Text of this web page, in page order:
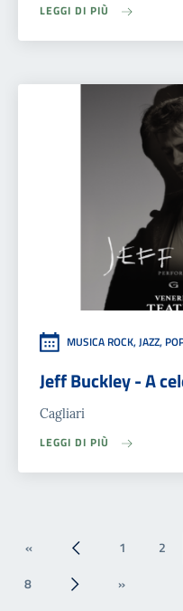
LEGGI DI PIÙ
MUSICA ROCK, JAZZ,
Jeff Buckley - A
Cagliari
LEGGI DI PIÙ
«« Prima ‹‹ 1 2
8
›› »Ultima »